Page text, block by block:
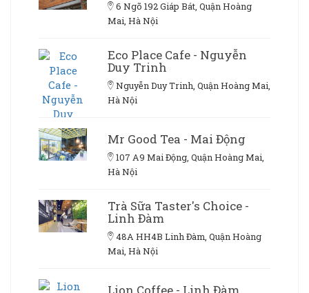
6 Ngõ 192 Giáp Bát, Quận Hoàng
Mai, Hà Nội
Eco Place Cafe - Nguyễn
Duy Trinh
Nguyễn Duy Trinh, Quận Hoàng Mai,
Hà Nội
Mr Good Tea - Mai Động
107 A9 Mai Động, Quận Hoàng Mai,
Hà Nội
Trà Sữa Taster's Choice -
Linh Đàm
48A HH4B Linh Đàm, Quận Hoàng
Mai, Hà Nội